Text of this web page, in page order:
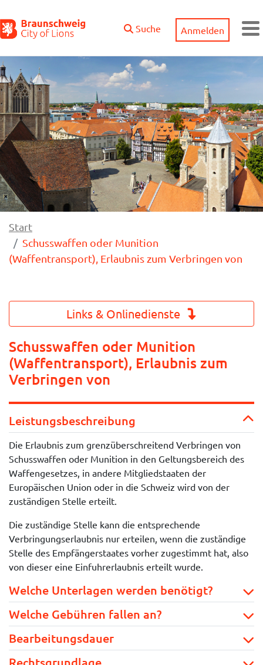
Suche Anmelden
Start
Schusswaffen oder Munition
(Waffentransport), Erlaubnis zum Verbringen von
Links & Onlinedienste
Schusswaffen oder Munition
(Waffentransport), Erlaubnis zum
Verbringen von
Leistungsbeschreibung
Die Erlaubnis zum grenzüberschreitend Verbringen von
Schusswaffen oder Munition in den Geltungsbereich des
Waffengesetzes, in andere Mitgliedstaaten der
Europäischen Union oder in die Schweiz wird von der
zuständigen Stelle erteilt.
Die zuständige Stelle kann die entsprechende
Verbringungserlaubnis nur erteilen, wenn die zuständige
Stelle des Empfängerstaates vorher zugestimmt hat, also
von dieser eine Einfuhrerlaubnis erteilt wurde.
Welche Unterlagen werden benötigt?
Welche Gebühren fallen an?
Bearbeitungsdauer